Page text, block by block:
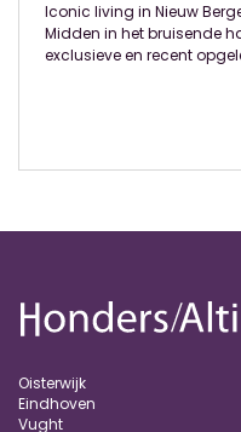
Iconic living in Nieuw
Midden in het bruisende
exclusieve en recent
Oisterwijk
Eindhoven
Vught